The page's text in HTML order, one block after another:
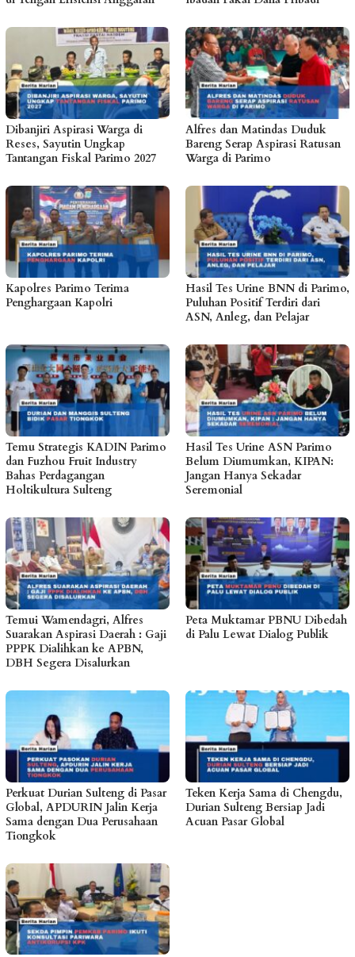
Dibanjiri Aspirasi Warga di
Reses, Sayutin Ungkap
Tantangan Fiskal Parimo 2027
Alfres dan Matindas Duduk
Bareng Serap Aspirasi Ratusan
Warga di Parimo
Kapolres Parimo Terima
Penghargaan Kapolri
Hasil Tes Urine BNN di Parimo,
Puluhan Positif Terdiri dari
ASN, Anleg, dan Pelajar
Temu Strategis KADIN Parimo
dan Fuzhou Fruit Industry
Bahas Perdagangan
Holtikultura Sulteng
Hasil Tes Urine ASN Parimo
Belum Diumumkan, KIPAN:
Jangan Hanya Sekadar
Seremonial
Temui Wamendagri, Alfres
Suarakan Aspirasi Daerah : Gaji
PPPK Dialihkan ke APBN,
DBH Segera Disalurkan
Peta Muktamar PBNU Dibedah
di Palu Lewat Dialog Publik
Perkuat Durian Sulteng di Pasar
Global, APDURIN Jalin Kerja
Sama dengan Dua Perusahaan
Tiongkok
Teken Kerja Sama di Chengdu,
Durian Sulteng Bersiap Jadi
Acuan Pasar Global